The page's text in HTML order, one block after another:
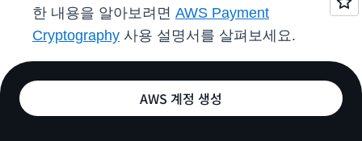
한 내용을 알아보려면 AWS Payment
Cryptography 사용 설명서를 살펴보세요.
AWS 계정 생성